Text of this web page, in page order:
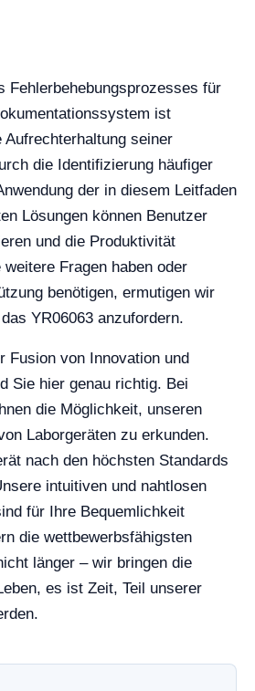
Fehlerbehebungsprozesses für
ist
seiner
die Identifizierung häufiger
der in diesem Leitfaden
Lösungen können Benutzer
und die Produktivität
Fragen haben oder
benötigen, ermutigen wir
YR06063 anzufordern.
Fusion von Innovation und
Sie hier genau richtig. Bei
die Möglichkeit, unseren
Laborgeräten zu erkunden.
nach den höchsten Standards
intuitiven und nahtlosen
für Ihre Bequemlichkeit
die wettbewerbsfähigsten
länger – wir bringen die
es ist Zeit, Teil unserer